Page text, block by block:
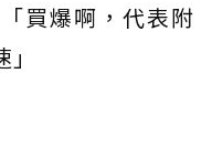
買爆啊，代表附